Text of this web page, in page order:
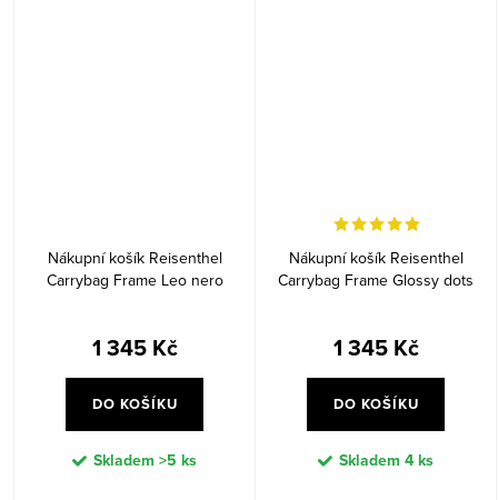
Nákupní košík Reisenthel
Carrybag Frame Leo nero
1 345 Kč
DO KOŠÍKU
Skladem >5 ks
Nákupní košík Reisenthel
Carrybag Frame Glossy dots
1 345 Kč
DO KOŠÍKU
Skladem 4 ks